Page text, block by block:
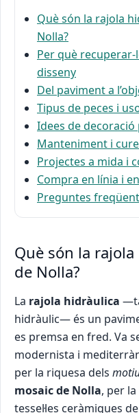
Què són la rajola
Nolla?
Per què
disseny
Del paviment a
Tipus de peces i
Idees de decoració
Manteniment i
Projectes a mida i
Compra en línia i
Preguntes
Què són la
de Nolla?
La rajola hidràulica
hidràulic— és un
es premsa en fred. Va
modernista i
per la riquesa dels
mosaic de Nolla, per
tessel·les ceràmiques